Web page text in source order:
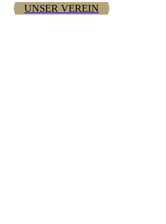
UNSER VEREIN